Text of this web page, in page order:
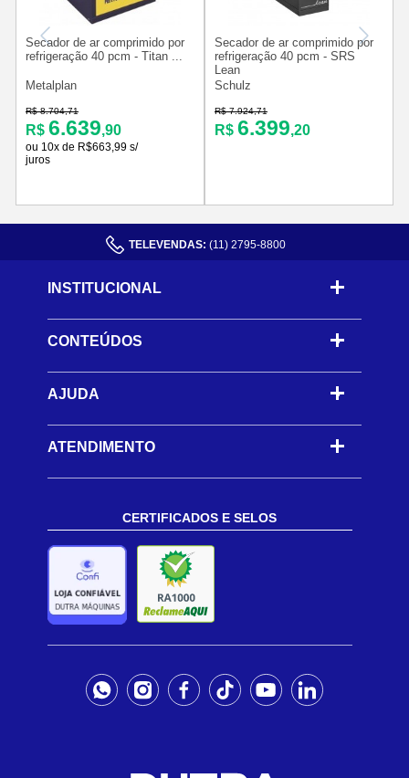
Secador de ar comprimido por
refrigeração 40 pcm - Titan ...
Metalplan
R$ 8.704,71
R$ 6.639,90
ou 10x de R$663,99 s/
juros
Secador de ar comprimido por
refrigeração 40 pcm - SRS
Lean
Schulz
R$ 7.924,71
R$ 6.399,20
TELEVENDAS: (11) 2795-8800
INSTITUCIONAL
CONTEÚDOS -
AJUDA -
ATENDIMENTO
CERTIFICADOS E SELOS